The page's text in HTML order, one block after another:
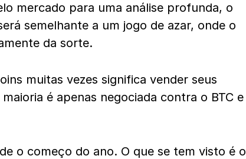
mercado para uma análise profunda, o
semelhante a um jogo de azar, onde o
da sorte.
muitas vezes significa vender seus
é apenas negociada contra o BTC e
o começo do ano. O que se tem visto é o